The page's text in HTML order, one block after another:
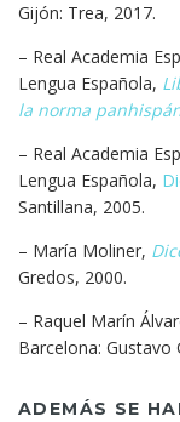
Gijón: Trea, 2017.
– Real Academia
Lengua Española,
la norma
– Real Academia
Lengua Española,
Santillana, 2005.
– María Moliner,
Gredos, 2000.
– Raquel Marín
Barcelona: Gustavo
ADEMÁS SE